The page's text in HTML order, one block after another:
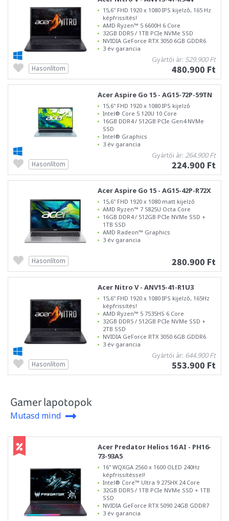
15,6" FHD 1920 x 1080 IPS kijelző, 165 Hz
képfrissítés!
AMD Ryzen™ 5 6600H 6 Core
32GB DDR5 / 1TB PCIe NVMe SSD
NVIDIA GeForce RTX 3050 6GB GDDR6
3 év garancia
Gyártói ár: 529.900 Ft
480.900 Ft
Hasonlítom
Acer Aspire Go 15 - AG15-72P-59TN
15,6" FHD 1920 x 1080 IPS kijelző
Intel® Core 5 120U 10 Core
16GB DDR4 / 512GB PCIe Gen4 NVMe
SSD
Intel® Graphics
3 év garancia
Gyártói ár: 264.900 Ft
224.900 Ft
Hasonlítom
Acer Aspire Go 15 - AG15-42P-R72X
15,6" FHD 1920 x 1080 matt kijelző
AMD Ryzen™ 7 5825U Octa Core
16GB DDR4 / 512GB PCIe NVMe SSD +
1TB SSD
AMD Radeon™ Graphics
3 év garancia
280.900 Ft
Hasonlítom
Acer Nitro V - ANV15-41-R1U3
15,6" FHD 1920 x 1080 IPS kijelző, 165Hz
képfrissítés!
AMD Ryzen™ 5 7535HS 6 Core
32GB DDR5 / 512GB PCIe NVMe SSD +
2TB SSD
NVIDIA GeForce RTX 3050 6GB GDDR6
3 év garancia
Gyártói ár: 644.900 Ft
553.900 Ft
Hasonlítom
Gamer lapotopok
Mutasd mind
Acer Predator Helios 16 AI - PH16-
73-93A5
16" WQXGA 2560 x 1600 OLED 240Hz
képfrissítéssel!
Intel® Core™ Ultra 9 275HX 24 Core
32GB DDR5 / 1TB PCIe NVMe SSD + 1TB
SSD
NVIDIA GeForce RTX 5090 24GB GDDR7
3 év garancia